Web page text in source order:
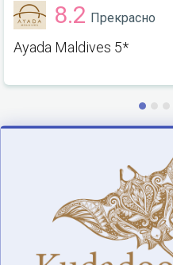
Change language
8.2 Прекрасно
Ayada Maldives 5*